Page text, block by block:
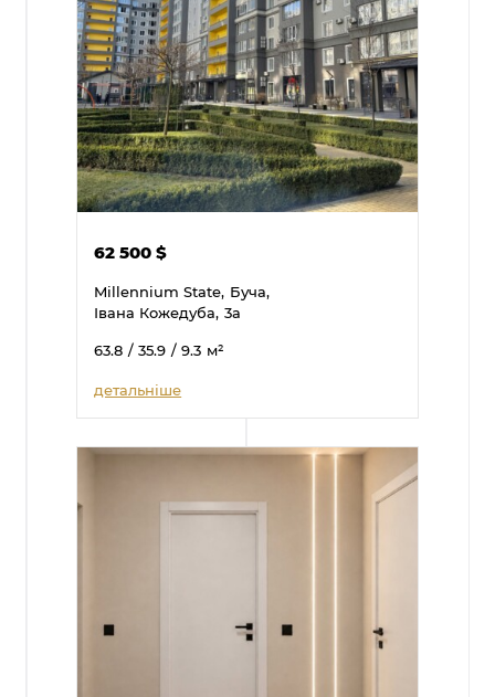
62 500$
Millennium State, Буча,
Івана Кожедуба, 3а
63.8 / 35.9 / 9.3 м²
детальніше